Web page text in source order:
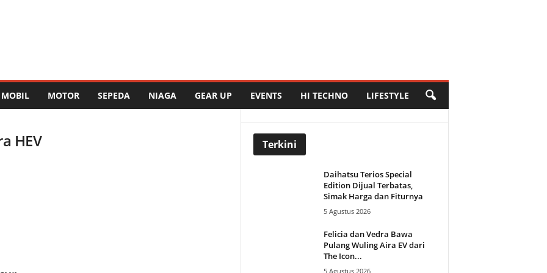
MOBIL MOTOR SEPEDA NIAGA GEAR UP EVENTS HI TECHNO LIFESTYLE
HEV Terkini
Daihatsu Terios Special
Edition Dijual Terbatas,
Simak Harga dan Fiturnya
5 Agustus 2026
Felicia dan Vedra Bawa
Pulang Wuling Aira EV dari
The Icon...
5 Agustus 2026